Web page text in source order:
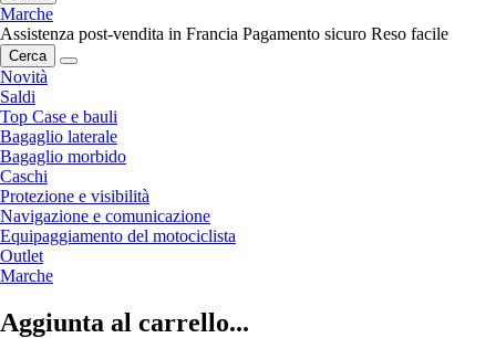
Marche
Assistenza post-vendita in Francia Pagamento sicuro Reso facile
Cerca
Novità
Saldi
Top Case e bauli
Bagaglio laterale
Bagaglio morbido
Caschi
Protezione e visibilità
Navigazione e comunicazione
Equipaggiamento del motociclista
Outlet
Marche
Aggiunta al carrello...